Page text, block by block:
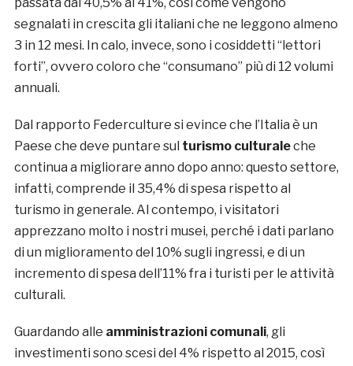
segnalati in crescita gli italiani che ne leggono almeno
3 in 12 mesi. In calo, invece, sono i cosiddetti “lettori
forti”, ovvero coloro che “consumano” più di 12 volumi
annuali.
Dal rapporto Federculture si evince che l’Italia è un
Paese che deve puntare sul turismo culturaleche
continua a migliorare anno dopo anno: questo settore,
infatti, comprende il 35,4% di spesa rispetto al
turismo in generale. Al contempo, i visitatori
apprezzano molto i nostri musei, perché i dati parlano
di un miglioramento del 10% sugli ingressi, e di un
incremento di spesa dell’11% fra i turisti per le attività
culturali.
Guardando alle amministrazioni comunali, gli
investimenti sono scesi del 4% rispetto al 2015, così